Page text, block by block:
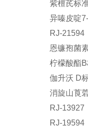
紫檀芪标
异嗪皮啶
RJ-
恩镰孢菌
柠檬酸酯
伽升沃 D
消旋山莨
RJ-
RJ-